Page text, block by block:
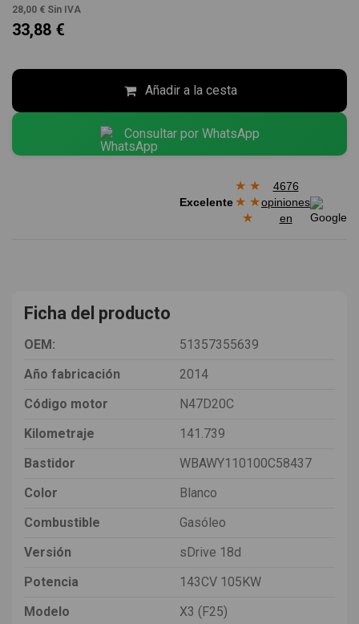
28,00 € Sin IVA
33,88 €
Añadir a la cesta
Consultar por WhatsApp
Excelente
★ ★
★ ★
★
4676
opiniones
en
Ficha del producto
OEM:
51357355639
Año fabricación
2014
Código motor
N47D20C
Kilometraje
141.739
Bastidor
WBAWY110100C58437
Color
Blanco
Combustible
Gasóleo
Versión
sDrive 18d
Potencia
143CV 105KW
Modelo
X3 (F25)